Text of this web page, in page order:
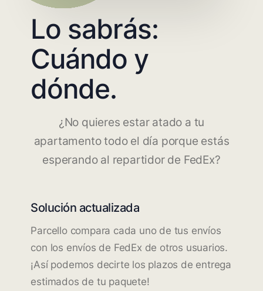
Lo sabrás:
Cuándo y
dónde.
¿No quieres estar atado a tu
apartamento todo el día porque estás
esperando al repartidor de FedEx?
Solución actualizada
Parcello compara cada uno de tus envíos
con los envíos de FedEx de otros usuarios.
¡Así podemos decirte los plazos de entrega
estimados de tu paquete!